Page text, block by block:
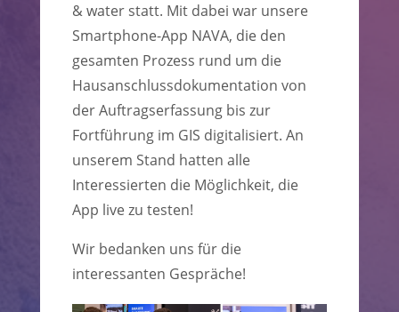
& water statt. Mit dabei war unsere
Smartphone-App NAVA, die den
gesamten Prozess rund um die
Hausanschlussdokumentation von
der Auftragserfassung bis zur
Fortführung im GIS digitalisiert. An
unserem Stand hatten alle
Interessierten die Möglichkeit, die
App live zu testen!
Wir bedanken uns für die
interessanten Gespräche!